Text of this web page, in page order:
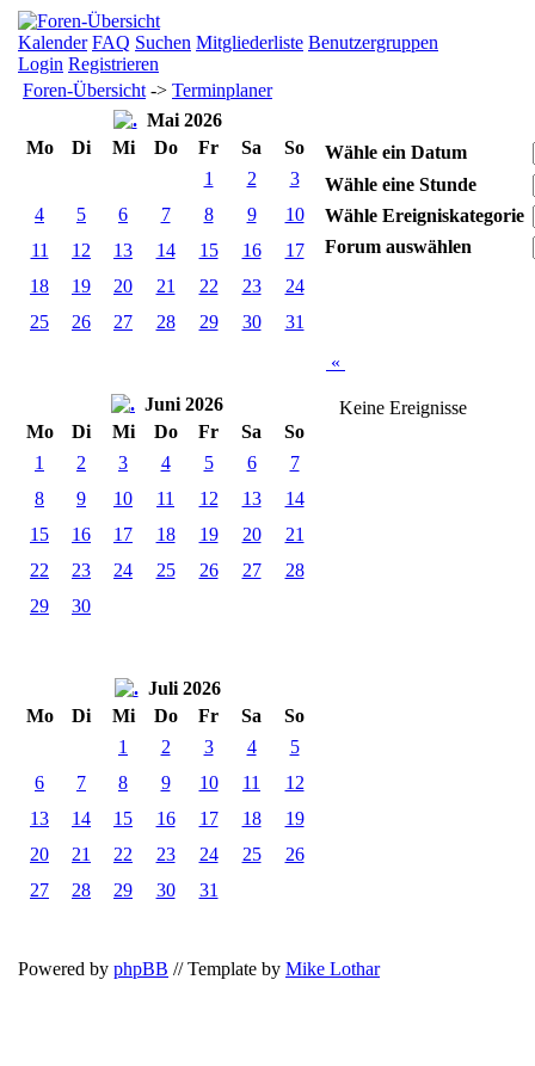
Kalender FAQ Suchen Mitgliederliste Benutzergruppen
Login Registrieren
Foren-Übersicht -> Terminplaner
Mai 2026
Mo
Di Mi Do Fr Sa
So
1
2
3
4
5 6 7 8 9
10
11
12 13 14 15 16
17
18
19 20 21 22 23
24
25
26 27 28 29 30 31
Juni 2026
Mo
Di Mi Do Fr Sa
So
1
2 3 4 5 6
7
8
9 10 11 12 13
14
15
16 17 18 19 20
21
22
23 24 25 26 27
28
29
30
Juli 2026
Mo
Di Mi Do Fr Sa
So
1
2 3 4
5
6
7 8 9 10 11
12
13
14 15 16 17 18
19
20
21 22 23 24 25
26
27
28 29 30 31
Wähle ein Datum
Wähle eine Stunde
Wähle Ereigniskategorie
Forum auswählen
«
Keine Ereignisse
Powered by phpBB // Template by Mike Lothar